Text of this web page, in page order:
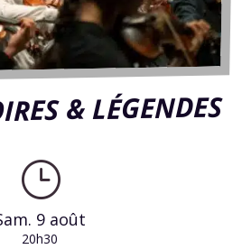
& LÉGENDES
}
9 août
20h30